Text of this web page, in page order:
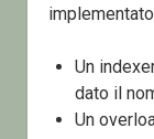
Un
dato il
Un